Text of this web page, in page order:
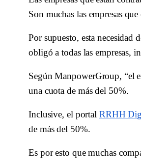
Son muchas las empresas
Por supuesto, esta necesidad
obligó a todas las empresas,
Según ManpowerGroup, “el
una cuota de más del 50%.
Inclusive, el portal RRHH
de más del 50%.
Es por esto que muchas